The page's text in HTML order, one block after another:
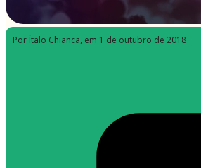
Por Ítalo Chianca, em 1 de outubro de 2018